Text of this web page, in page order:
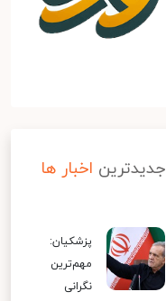
جدیدترین اخبار ها
پزشکیان:
مهم‌ترین
نگرانی